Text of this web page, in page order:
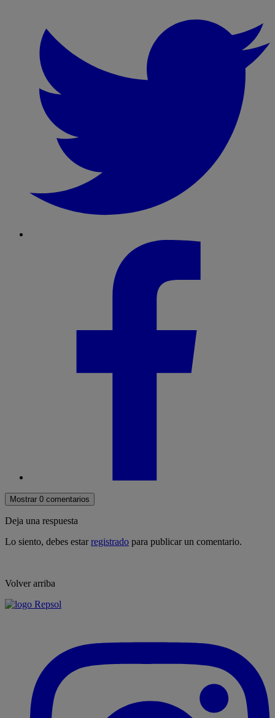
Mostrar 0 comentarios
Deja una respuesta
Lo siento, debes estarregistrado para publicar un comentario.
Volver arriba